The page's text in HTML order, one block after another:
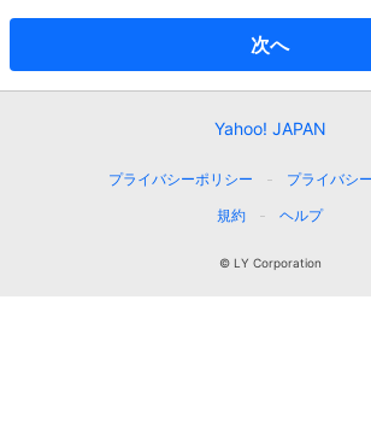
次へ
Yahoo! JAPAN
プライバシーポリシー
プライバシ
規約
ヘルプ
© LY Corporation